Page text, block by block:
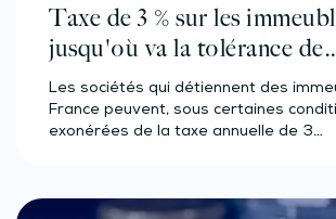
Taxe de 3 % sur les
jusqu'où va la tolérance de
l'administration ?
Les sociétés qui détiennent des
France peuvent, sous certaines
exonérées de la taxe annuelle de 3…